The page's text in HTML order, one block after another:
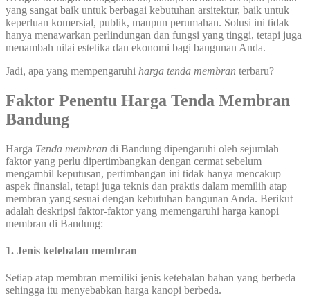
yang sangat baik untuk berbagai kebutuhan arsitektur, baik untuk
keperluan komersial, publik, maupun perumahan. Solusi ini tidak
hanya menawarkan perlindungan dan fungsi yang tinggi, tetapi juga
menambah nilai estetika dan ekonomi bagi bangunan Anda.
Jadi, apa yang mempengaruhi harga tenda membran terbaru?
Faktor Penentu Harga Tenda Membran
Bandung
Harga Tenda membran di Bandung dipengaruhi oleh sejumlah
faktor yang perlu dipertimbangkan dengan cermat sebelum
mengambil keputusan, pertimbangan ini tidak hanya mencakup
aspek finansial, tetapi juga teknis dan praktis dalam memilih atap
membran yang sesuai dengan kebutuhan bangunan Anda. Berikut
adalah deskripsi faktor-faktor yang memengaruhi harga kanopi
membran di Bandung:
1. Jenis ketebalan membran
Setiap atap membran memiliki jenis ketebalan bahan yang berbeda
sehingga itu menyebabkan harga kanopi berbeda.